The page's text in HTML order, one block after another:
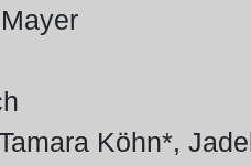
Köhn*,